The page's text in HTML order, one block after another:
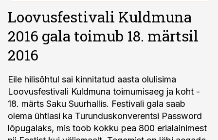
Loovusfestivali Kuldmuna
2016 gala toimub 18. märtsil
2016
Eile hilisõhtul sai kinnitatud aasta olulisima
Loovusfestivali Kuldmuna toimumisaeg ja koht -
18. märts Saku Suurhallis. Festivali gala saab
olema ühtlasi ka Turunduskonverentsi Password
lõpugalaks, mis toob kokku pea 800 erialainimest